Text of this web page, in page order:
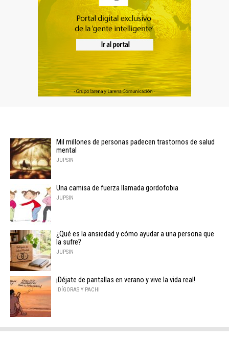
Mil millones de personas padecen trastornos de salud
mental
JUPSIN
Una camisa de fuerza llamada gordofobia
JUPSIN
¿Qué es la ansiedad y cómo ayudar a una persona que
la sufre?
JUPSIN
¡Déjate de pantallas en verano y vive la vida real!
IDÍGORAS Y PACHI